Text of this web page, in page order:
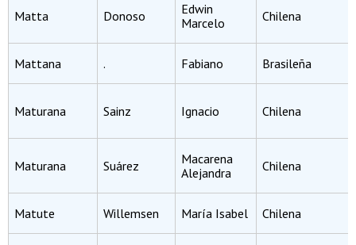
Matta Donoso
Edwin
Marcelo
Chilena
Mattana . Fabiano Brasileña
Maturana Sainz Ignacio Chilena
Maturana Suárez
Macarena
Alejandra
Chilena
Matute Willemsen María Isabel Chilena